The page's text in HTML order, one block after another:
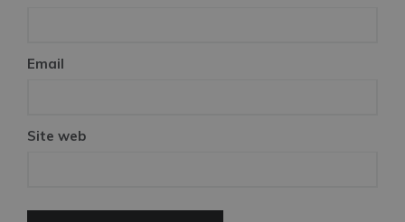
Email
Site web